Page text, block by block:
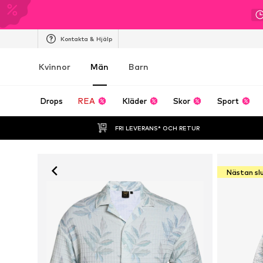
Kontakta & Hjälp
Kvinnor Män Barn
Drops REA Kläder Skor Sport
FRI LEVERANS* OCH RETUR
Nästan